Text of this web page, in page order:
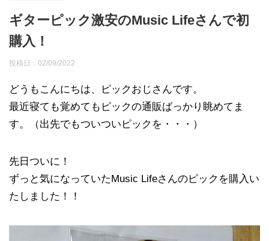
ギターピック激安のMusic Lifeさんで初
購入！
投稿日： 02/09/2022
どうもこんにちは、ピックおじさんです。
最近寝ても覚めてもピックの通販ばっかり眺めてま
す。（出先でもついついピックを・・・）
先日ついに！
ずっと気になっていたMusic Lifeさんのピックを購入い
たしました！！